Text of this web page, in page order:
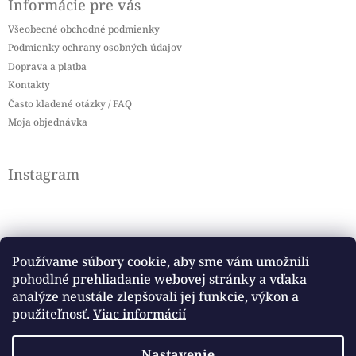
Používame súbory cookie, aby sme vám umožnili
pohodlné prehliadanie webovej stránky a vďaka
analýze neustále zlepšovali jej funkcie, výkon a
použiteľnosť. Viac informácií
Informácie pre vás
Všeobecné obchodné podmienky
Podmienky ochrany osobných údajov
Doprava a platba
Kontakty
Často kladené otázky / FAQ
Moja objednávka
Instagram
Sledovať na Instagrame
Facebook